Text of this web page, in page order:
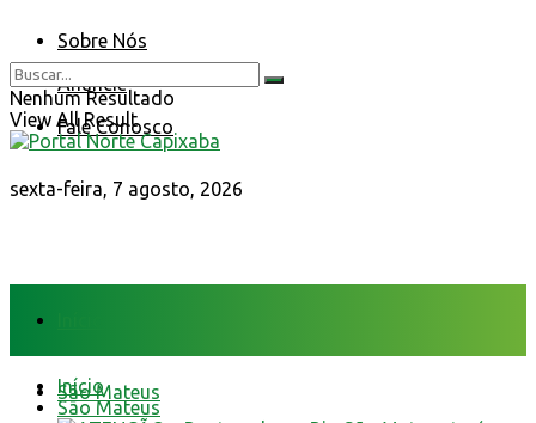
Sobre Nós
Anuncie
Fale Conosco
sexta-feira, 7 agosto, 2026
Nenhum Resultado
View All Result
São Mateus
Início
São Mateus